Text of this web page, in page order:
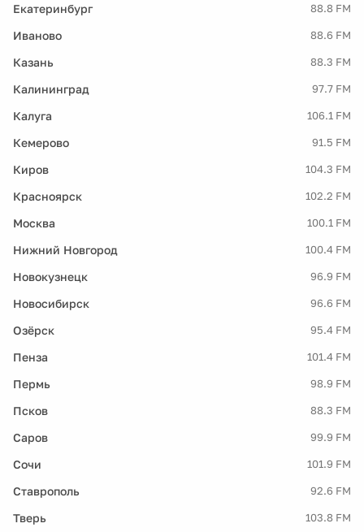
Екатеринбург 88.8 FM
Иваново 88.6 FM
Казань 88.3 FM
Калининград 97.7 FM
Калуга 106.1 FM
Кемерово 91.5 FM
Киров 104.3 FM
Красноярск 102.2 FM
Москва 100.1 FM
Нижний Новгород 100.4 FM
Новокузнецк 96.9 FM
Новосибирск 96.6 FM
Озёрск 95.4 FM
Пенза 101.4 FM
Пермь 98.9 FM
Псков 88.3 FM
Саров 99.9 FM
Сочи 101.9 FM
Ставрополь 92.6 FM
Тверь 103.8 FM